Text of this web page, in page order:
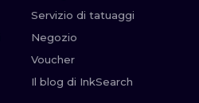
Servizio di tatuaggi
Negozio
Voucher
Il blog di InkSearch